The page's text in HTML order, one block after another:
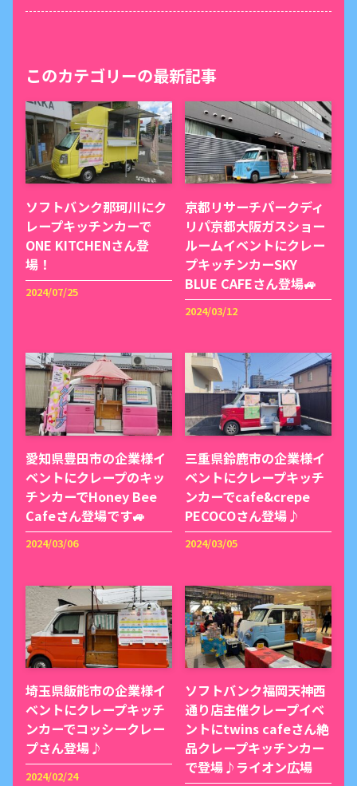
このカテゴリーの最新記事
ソフトバンク那珂川にク
レープキッチンカーで
ONE KITCHENさん登
場！
2024/07/25
京都リサーチパークディ
リパ京都大阪ガスショー
ルームイベントにクレー
プキッチンカーSKY
BLUE CAFEさん登場🚙
2024/03/12
愛知県豊田市の企業様イ
ベントにクレープのキッ
チンカーでHoney Bee
Cafeさん登場です🚙
2024/03/06
三重県鈴鹿市の企業様イ
ベントにクレープキッチ
ンカーでcafe&crepe
PECOCOさん登場♪
2024/03/05
埼玉県飯能市の企業様イ
ベントにクレープキッチ
ンカーでコッシークレー
プさん登場♪
2024/02/24
ソフトバンク福岡天神西
通り店主催クレープイベ
ントにtwins cafeさん絶
品クレープキッチンカー
で登場♪ライオン広場